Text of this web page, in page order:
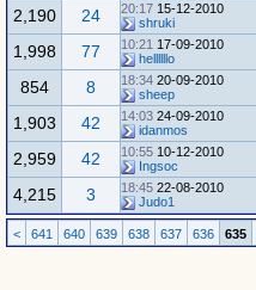
15-12-2010
20:17
shruki
24
2,190
17-09-2010
10:21
hellllllo
77
1,998
20-09-2010
18:34
sheep
8
854
24-09-2010
14:03
idanmos
42
1,903
10-12-2010
10:55
Ingsoc
42
2,959
22-08-2010
18:45
Judo1
3
4,215
635
636
637
638
639
640
641
>